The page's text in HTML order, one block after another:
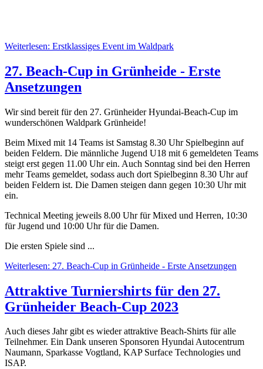
Weiterlesen: Erstklassiges Event im Waldpark
27. Beach-Cup in Grünheide - Erste
Ansetzungen
Wir sind bereit für den 27. Grünheider Hyundai-Beach-Cup im
wunderschönen Waldpark Grünheide!
Beim Mixed mit 14 Teams ist Samstag 8.30 Uhr Spielbeginn auf
beiden Feldern. Die männliche Jugend U18 mit 6 gemeldeten Teams
steigt erst gegen 11.00 Uhr ein. Auch Sonntag sind bei den Herren
mehr Teams gemeldet, sodass auch dort Spielbeginn 8.30 Uhr auf
beiden Feldern ist. Die Damen steigen dann gegen 10:30 Uhr mit
ein.
Technical Meeting jeweils 8.00 Uhr für Mixed und Herren, 10:30
für Jugend und 10:00 Uhr für die Damen.
Die ersten Spiele sind ...
Weiterlesen: 27. Beach-Cup in Grünheide - Erste Ansetzungen
Attraktive Turniershirts für den 27.
Grünheider Beach-Cup 2023
Auch dieses Jahr gibt es wieder attraktive Beach-Shirts für alle
Teilnehmer. Ein Dank unseren Sponsoren Hyundai Autocentrum
Naumann, Sparkasse Vogtland, KAP Surface Technologies und
ISAP.